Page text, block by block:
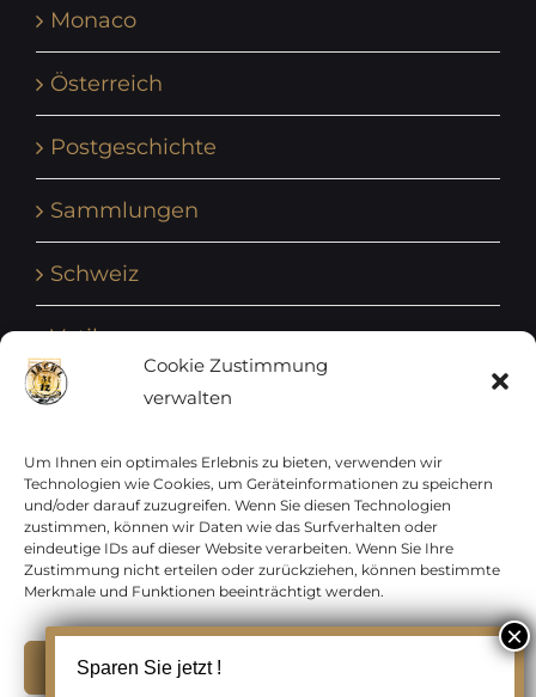
Cookie Zustimmung
verwalten
Um Ihnen ein optimales Erlebnis zu bieten, verwenden wir
Technologien wie Cookies, um Geräteinformationen zu speichern
und/oder darauf zuzugreifen. Wenn Sie diesen Technologien
zustimmen, können wir Daten wie das Surfverhalten oder
eindeutige IDs auf dieser Website verarbeiten. Wenn Sie Ihre
Zustimmung nicht erteilen oder zurückziehen, können bestimmte
Merkmale und Funktionen beeinträchtigt werden.
Monaco
Österreich
Postgeschichte
Sammlungen
Schweiz
Vatikan
Vereinte Nationen
Vorphilatelie
Zensurbelege Österreich
Zensurbelege Schweiz
Sparen Sie jetzt !